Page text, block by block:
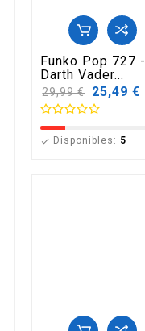
Funko Pop 727 -
Darth Vader...
Precio
base
29,99 € 25,49 €
 Disponibles: 5